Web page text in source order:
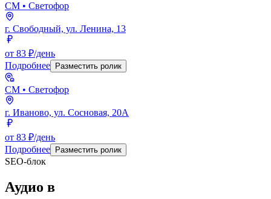
СМ • Светофор
г. Свободный, ул. Ленина, 13
от 83 ₽/день
Подробнее
Разместить ролик
СМ • Светофор
г. Иваново, ул. Сосновая, 20А
от 83 ₽/день
Подробнее
Разместить ролик
SEO-блок
Аудио в